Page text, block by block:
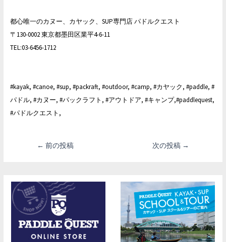
都心唯一のカヌー、カヤック、SUP専門店 パドルクエスト
〒130-0002 東京都墨田区業平4-6-11
TEL:03-6456-1712
#kayak, #canoe, #sup, #packraft, #outdoor, #camp, #カヤック, #paddle, #
パドル, #カヌー, #パックラフト, #アウトドア, #キャンプ,#paddlequest,
#パドルクエスト,
ビ
ゲ
ー
シ
ョ
← 前の投稿 次の投稿 →